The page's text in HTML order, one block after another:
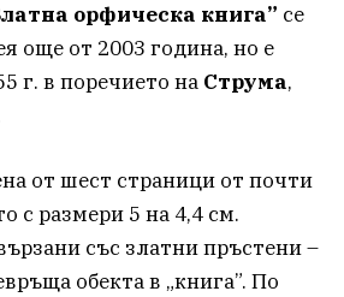
орфическа книга” се
още от 2003 година, но е
г. в поречието на Струма,
от шест страници от почти
с размери 5 на 4,4 см.
със златни пръстени –
обекта в „книга”. По